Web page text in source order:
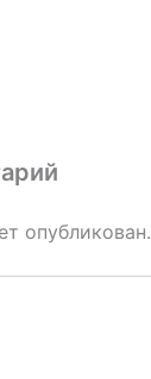
опубликован.